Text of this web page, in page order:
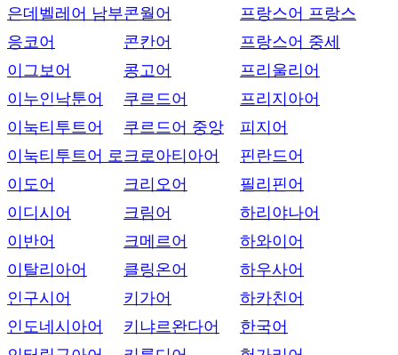
은데벨레어 남부
응코어
이그보어
이누인낙툰어
이눅티투트어
이눅티투트어 로
이도어
이디시어
이반어
이탈리아어
인구시어
인도네시아어
콘월어
콘칸어
콩고어
쿠르드어
쿠르드어 중앙
크로아티아어
크리오어
크림어
크메르어
클링온어
키가어
키냐르완다어
프랑스어 프랑스
프랑스어 중세
프리울리어
프리지아어
피지어
핀란드어
필리핀어
하리야나어
하와이어
하우사어
하카친어
한국어